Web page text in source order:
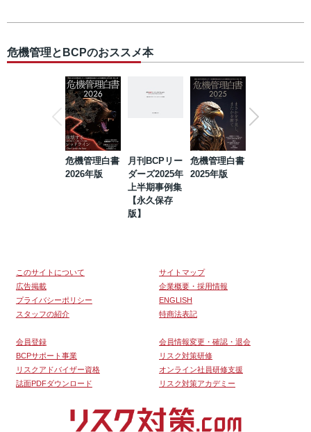
危機管理とBCPのおススメ本
危機管理白書
2026年版
月刊BCPリー
ダーズ2025年
上半期事例集
【永久保存
版】
危機管理白書
2025年版
このサイトについて
サイトマップ
広告掲載
企業概要・採用情報
プライバシーポリシー
ENGLISH
スタッフの紹介
特商法表記
会員登録
会員情報変更・確認・退会
BCPサポート事業
リスク対策研修
リスクアドバイザー資格
オンライン社員研修支援
誌面PDFダウンロード
リスク対策アカデミー